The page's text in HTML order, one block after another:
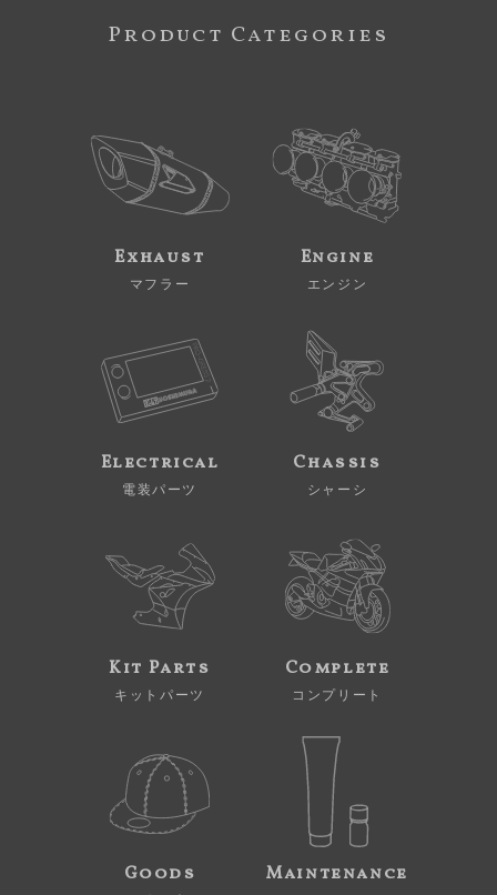
Product Categories
Exhaust
マフラー
Engine
エンジン
Electrical
電装パーツ
Chassis
シャーシ
Kit Parts
キットパーツ
Complete
コンプリート
Goods Maintenance